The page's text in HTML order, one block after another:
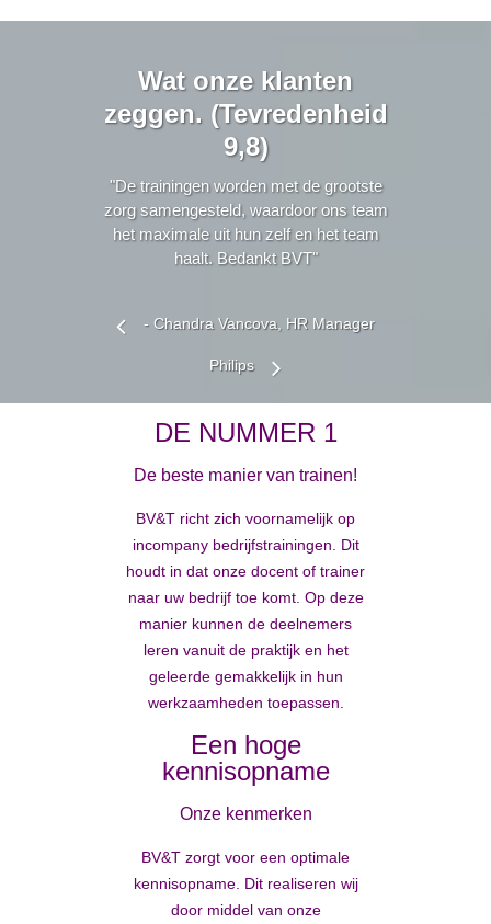
Wat onze klanten
zeggen. (Tevredenheid
9,8)
"De trainingen worden met de grootste
zorg samengesteld, waardoor ons team
het maximale uit hun zelf en het team
haalt. Bedankt BVT"
- Chandra Vancova, HR Manager
Philips
DE NUMMER 1
De beste manier van trainen!
BV&T richt zich voornamelijk op
incompany bedrijfstrainingen. Dit
houdt in dat onze docent of trainer
naar uw bedrijf toe komt. Op deze
manier kunnen de deelnemers
leren vanuit de praktijk en het
geleerde gemakkelijk in hun
werkzaamheden toepassen.
Een hoge
kennisopname
Onze kenmerken
BV&T zorgt voor een optimale
kennisopname. Dit realiseren wij
door middel van onze